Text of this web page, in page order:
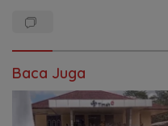
Baca Juga